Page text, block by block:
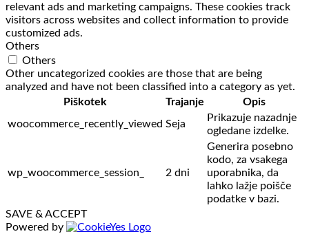
relevant ads and marketing campaigns. These cookies track
visitors across websites and collect information to provide
customized ads.
Others
Others
Other uncategorized cookies are those that are being
analyzed and have not been classified into a category as yet.
Piškotek
Trajanje
Opis
woocommerce_recently_viewed Seja
Prikazuje nazadnje
ogledane izdelke.
wp_woocommerce_session_ 2 dni
Generira posebno
kodo, za vsakega
uporabnika, da
lahko lažje poišče
podatke v bazi.
SAVE & ACCEPT
Powered by